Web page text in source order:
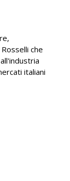
che
italiani